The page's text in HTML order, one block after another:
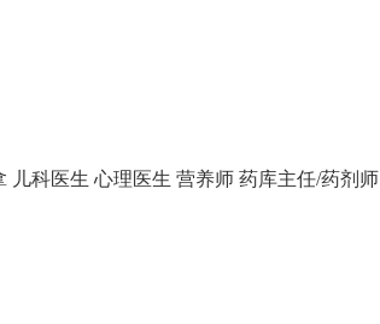
儿科医生 心理医生 营养师 药库主任/药剂师